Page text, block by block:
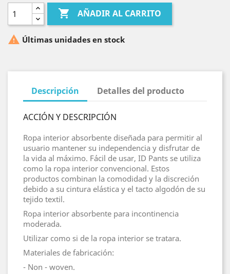
 AÑADIR AL CARRITO
 Últimas unidades en stock
Descripción Detalles del producto
ACCIÓN Y DESCRIPCIÓN
Ropa interior absorbente diseñada para permitir al
usuario mantener su independencia y disfrutar de
la vida al máximo. Fácil de usar, ID Pants se utiliza
como la ropa interior convencional. Estos
productos combinan la comodidad y la discreción
debido a su cintura elástica y el tacto algodón de su
tejido textil.
Ropa interior absorbente para incontinencia
moderada.
Utilizar como si de la ropa interior se tratara.
Materiales de fabricación:
- Non - woven.